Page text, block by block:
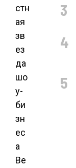
стн
ая
зв
ез
да
шо
у-
би
зн
ес
а
Ве